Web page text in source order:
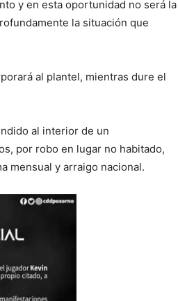
y en esta oportunidad no será la
la situación que
al plantel, mientras dure el
al interior de un
por robo en lugar no habitado,
mensual y arraigo nacional.